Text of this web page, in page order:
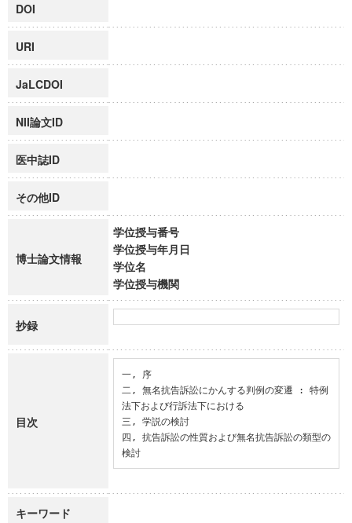
DOI
URI
JaLCDOI
NII論文ID
医中誌ID
その他ID
博士論文情報
学位授与番号
学位授与年月日
学位名
学位授与機関
抄録
目次
一, 序
二, 無名抗告訴訟にかんする判例の変遷 : 特例
法下および行訴法下における
三, 学説の検討
四, 抗告訴訟の性質および無名抗告訴訟の類型の
検討
キーワード